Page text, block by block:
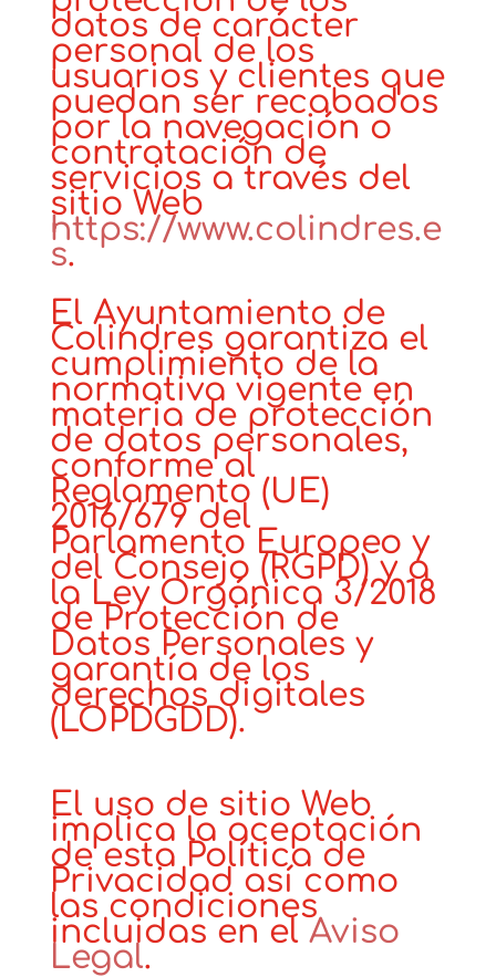
datos de carácter
personal de los
usuarios y clientes que
puedan ser recabados
por la navegación o
contratación de
servicios a través del
sitio Web
https://www.colindres.e
s.
El Ayuntamiento de
Colindres garantiza el
cumplimiento de la
normativa vigente en
materia de protección
de datos personales,
conforme al
Reglamento (UE)
2016/679 del
Parlamento Europeo y
del Consejo (RGPD) y a
la Ley Orgánica 3/2018
de Protección de
Datos Personales y
garantía de los
derechos digitales
(LOPDGDD).
El uso de sitio Web
implica la aceptación
de esta Política de
Privacidad así como
las condiciones
incluidas en el Aviso
Legal.